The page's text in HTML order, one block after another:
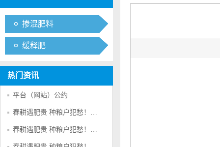
掺混肥料
缓释肥
热门资讯
平台（网站）公约
春耕遇肥贵 种粮户犯愁！＂肥荒＂背后的原因是啥?三
春耕遇肥贵 种粮户犯愁！＂肥荒＂背后的原因是啥?二